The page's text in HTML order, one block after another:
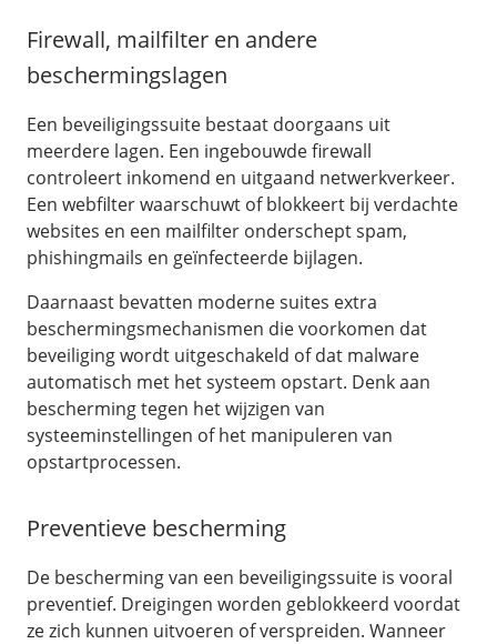
Firewall, mailfilter en andere
beschermingslagen
Een beveiligingssuite bestaat doorgaans uit
meerdere lagen. Een ingebouwde firewall
controleert inkomend en uitgaand netwerkverkeer.
Een webfilter waarschuwt of blokkeert bij verdachte
websites en een mailfilter onderschept spam,
phishingmails en geïnfecteerde bijlagen.
Daarnaast bevatten moderne suites extra
beschermingsmechanismen die voorkomen dat
beveiliging wordt uitgeschakeld of dat malware
automatisch met het systeem opstart. Denk aan
bescherming tegen het wijzigen van
systeeminstellingen of het manipuleren van
opstartprocessen.
Preventieve bescherming
De bescherming van een beveiligingssuite is vooral
preventief. Dreigingen worden geblokkeerd voordat
ze zich kunnen uitvoeren of verspreiden. Wanneer